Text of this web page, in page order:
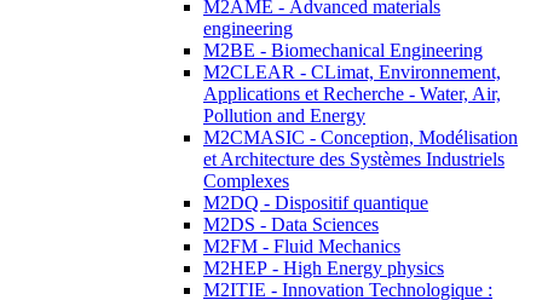
M2AME - Advanced materials
engineering
M2BE - Biomechanical Engineering
M2CLEAR - CLimat, Environnement,
Applications et Recherche - Water, Air,
Pollution and Energy
M2CMASIC - Conception, Modélisation
et Architecture des Systèmes Industriels
Complexes
M2DQ - Dispositif quantique
M2DS - Data Sciences
M2FM - Fluid Mechanics
M2HEP - High Energy physics
M2ITIE - Innovation Technologique :